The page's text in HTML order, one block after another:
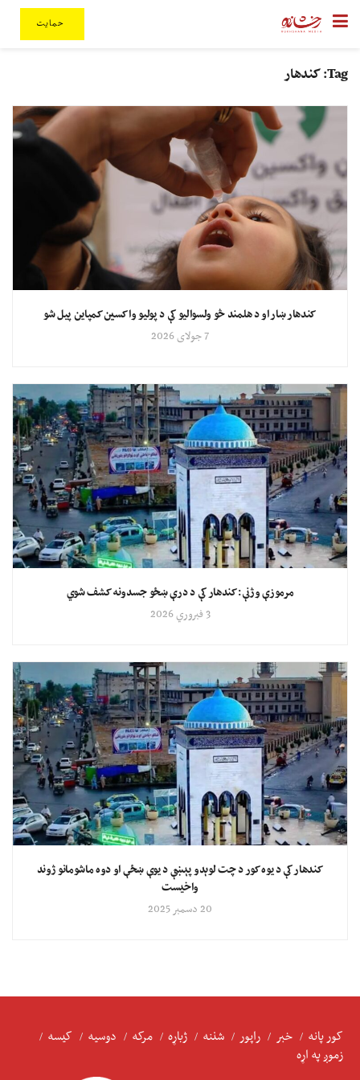
حمایت
Tag: کندهار
کندهار ښار او د هلمند څو ولسوالیو کې د پولیو واکسین کمپاین پیل شو
7 جولای 2026
مرموزې وژنې: کندهار کې د درې ښځو جسدونه کشف شوي
3 فبروري 2026
کندهار کې د یوه کور د چت لوېدو پېښې د یوې ښځې او دوه ماشومانو ژوند
واخیست
20 دسمبر 2025
کور پانه خبر راپور شننه ژباړه مرکه دوسیه
کیسه
زموږ په اړه